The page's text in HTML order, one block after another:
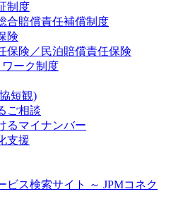
制度
合賠償責任補償制度
険
保険／民泊賠償責任保険
ーク制度
短観)
ご相談
るマイナンバー
支援
ビス検索サイト ～ JPMコネク